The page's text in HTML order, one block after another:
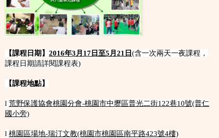
【課程日期】 2016年3月17日至5月21日(含一次兩天一夜課程，
課程日期請詳閱課程表)
【課程地點】
l 荒野保護協會桃園分會-桃園市中壢區普光二街122巷10號(普仁
國小旁)
l 桃園區場地-瑞汀文教(桃園市桃園區南平路423號4樓)